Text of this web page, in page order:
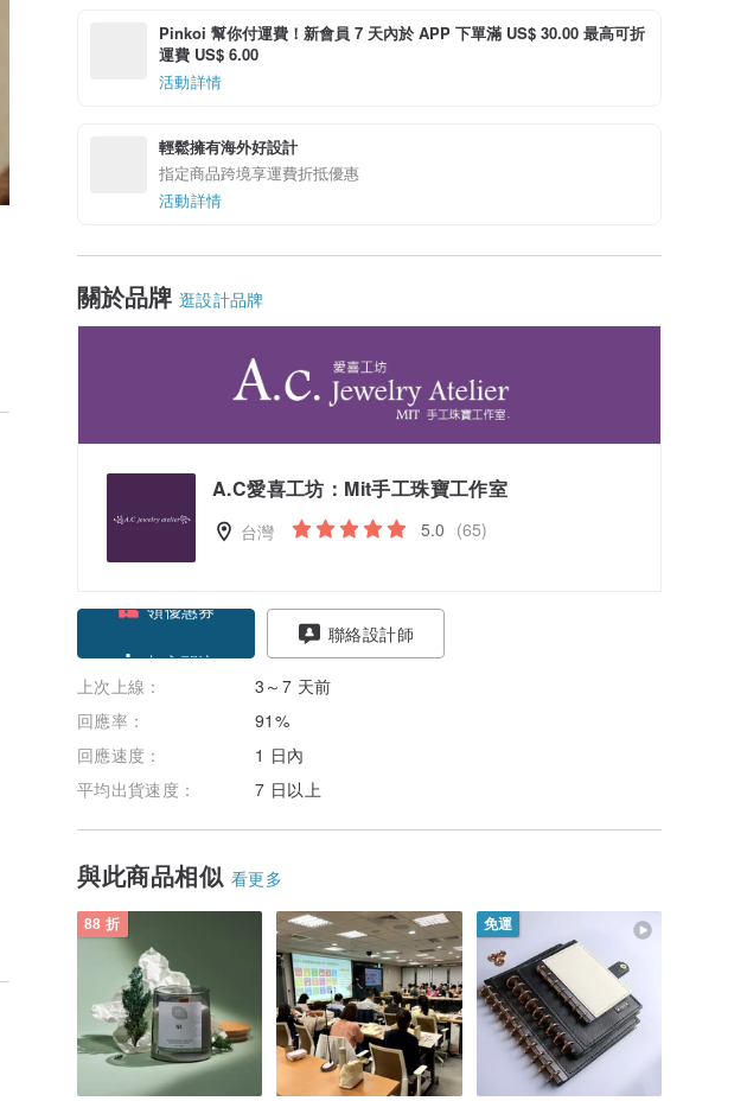
Pinkoi 幫你付運費！新會員 7 天內於 APP 下單滿 US$ 30.00 最高可折
運費 US$ 6.00
活動詳情
輕鬆擁有海外好設計
指定商品跨境享運費折抵優惠
活動詳情
關於品牌 逛設計品牌
A.C愛喜工坊：Mit手工珠寶工作室
台灣 5.0 (65)
加入關注
聯絡設計師
上次上線：
3～7 天前
回應率：
91%
回應速度：
1 日內
平均出貨速度：
7 日以上
與此商品相似 看更多
88 折 免運